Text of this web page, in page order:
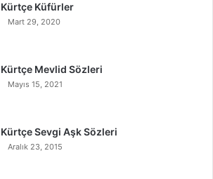
Kürtçe Küfürler
Mart 29, 2020
Kürtçe Mevlid Sözleri
Mayıs 15, 2021
Kürtçe Sevgi Aşk Sözleri
Aralık 23, 2015